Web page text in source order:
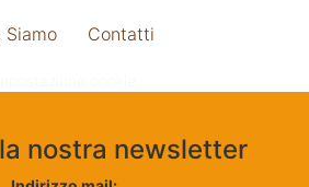
Siamo Contatti
nostra newsletter